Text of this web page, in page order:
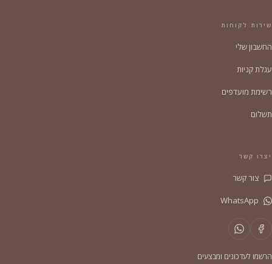
שירות לקוחות
החשבון שלי
עגלת קניות
רשימת מועדפים
תשלום
יצרו קשר
צור קשר
הרשמו לעדכונים ומבצעים